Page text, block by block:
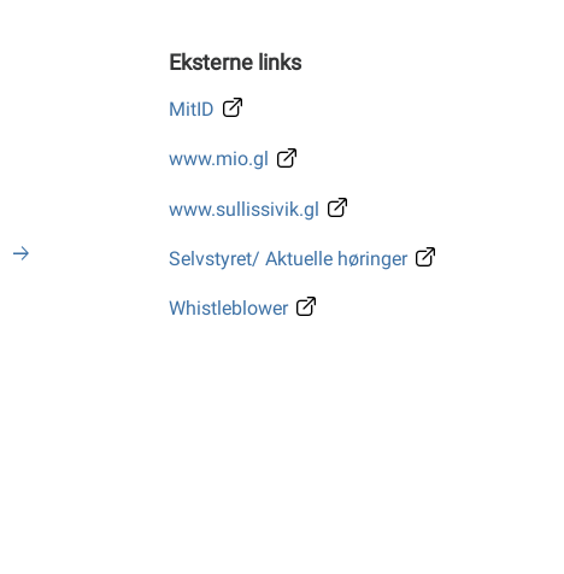
Eksterne links
MitID
www.mio.gl
www.sullissivik.gl
Selvstyret/ Aktuelle høringer
Whistleblower